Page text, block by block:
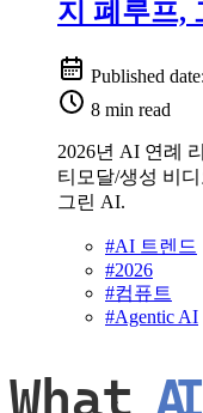
지 폐루프,
Published date:
8 min read
2026년 AI 연례
티모달/생성 비
그린 AI.
#AI 트렌드
#2026
#컴퓨트
#Agentic AI
What AI